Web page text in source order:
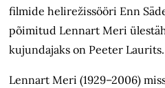
filmide helirežissööri Enn
põimitud Lennart Meri
kujundajaks on Peeter Laurits.
Lennart Meri (1929–2006)